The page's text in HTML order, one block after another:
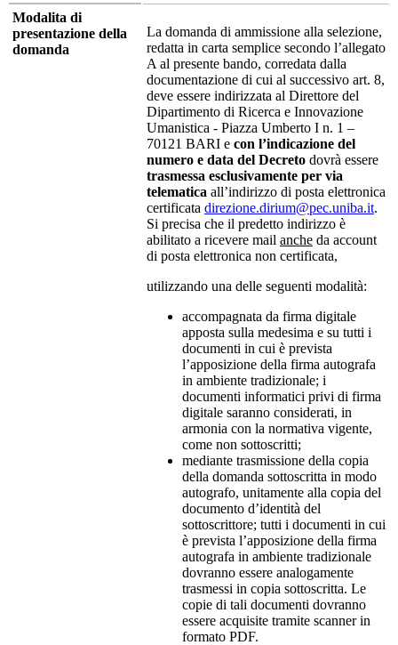
Modalita di
presentazione della
domanda
La domanda di ammissione alla selezione,
redatta in carta semplice secondo l’allegato
A al presente bando, corredata dalla
documentazione di cui al successivo art. 8,
deve essere indirizzata al Direttore del
Dipartimento di Ricerca e Innovazione
Umanistica - Piazza Umberto I n. 1 –
70121 BARI e con l’indicazione del
numero e data del Decreto dovrà essere
trasmessa esclusivamente per via
telematica all’indirizzo di posta elettronica
certificata direzione.dirium@pec.uniba.it.
Si precisa che il predetto indirizzo è
abilitato a ricevere mail anche da account
di posta elettronica non certificata,
utilizzando una delle seguenti modalità:
accompagnata da firma digitale
apposta sulla medesima e su tutti i
documenti in cui è prevista
l’apposizione della firma autografa
in ambiente tradizionale; i
documenti informatici privi di firma
digitale saranno considerati, in
armonia con la normativa vigente,
come non sottoscritti;
mediante trasmissione della copia
della domanda sottoscritta in modo
autografo, unitamente alla copia del
documento d’identità del
sottoscrittore; tutti i documenti in cui
è prevista l’apposizione della firma
autografa in ambiente tradizionale
dovranno essere analogamente
trasmessi in copia sottoscritta. Le
copie di tali documenti dovranno
essere acquisite tramite scanner in
formato PDF.